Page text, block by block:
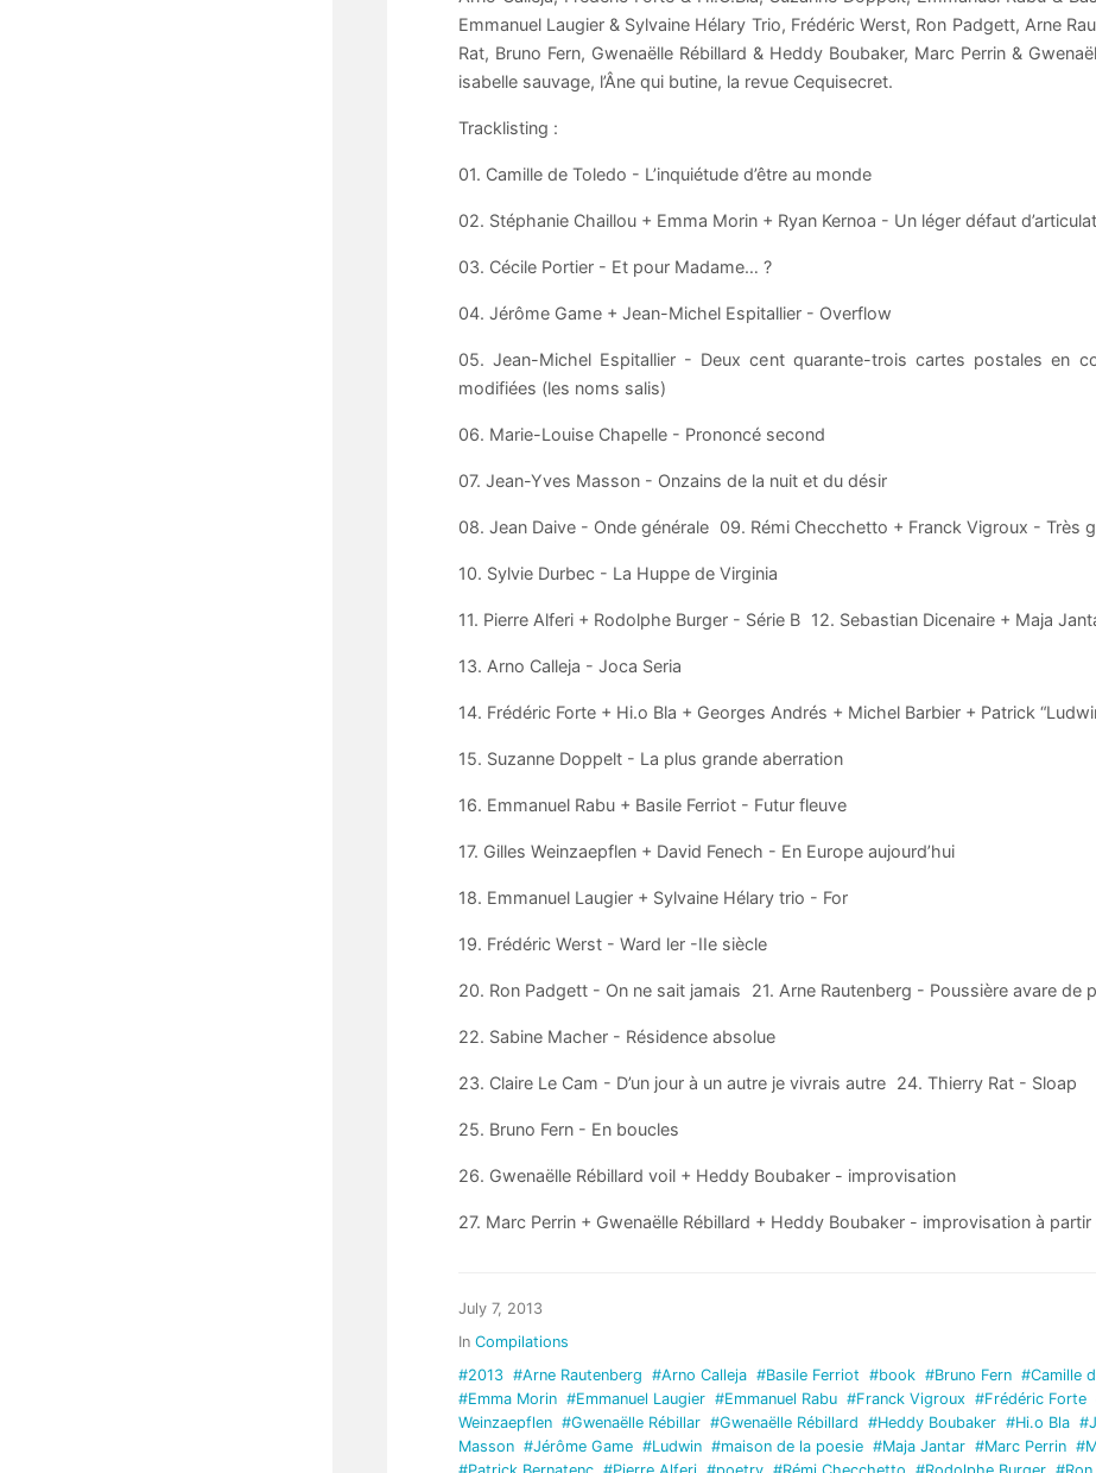
Emmanuel Laugier & Sylvaine Hélary Trio, Frédéric Werst, Ron Padgett, Arne
Rat, Bruno Fern, Gwenaëlle Rébillard & Heddy Boubaker, Marc Perrin &
isabelle sauvage, l’Âne qui butine, la revue Cequisecret.
Tracklisting :
01. Camille de Toledo - L’inquiétude d’être au monde
02. Stéphanie Chaillou + Emma Morin + Ryan Kernoa - Un léger défaut
03. Cécile Portier - Et pour Madame… ?
04. Jérôme Game + Jean-Michel Espitallier - Overflow
05. Jean-Michel Espitallier - Deux cent quarante-trois cartes postales en
modifiées (les noms salis)
06. Marie-Louise Chapelle - Prononcé second
07. Jean-Yves Masson - Onzains de la nuit et du désir
08. Jean Daive - Onde générale 09. Rémi Checchetto + Franck Vigroux - Très
10. Sylvie Durbec - La Huppe de Virginia
11. Pierre Alferi + Rodolphe Burger - Série B 12. Sebastian Dicenaire + Maja
13. Arno Calleja - Joca Seria
14. Frédéric Forte + Hi.o Bla + Georges Andrés + Michel Barbier + Patrick
15. Suzanne Doppelt - La plus grande aberration
16. Emmanuel Rabu + Basile Ferriot - Futur fleuve
17. Gilles Weinzaepflen + David Fenech - En Europe aujourd’hui
18. Emmanuel Laugier + Sylvaine Hélary trio - For
19. Frédéric Werst - Ward ler -IIe siècle
20. Ron Padgett - On ne sait jamais 21. Arne Rautenberg - Poussière avare de
22. Sabine Macher - Résidence absolue
23. Claire Le Cam - D’un jour à un autre je vivrais autre 24. Thierry Rat - Sloap
25. Bruno Fern - En boucles
26. Gwenaëlle Rébillard voil + Heddy Boubaker - improvisation
27. Marc Perrin + Gwenaëlle Rébillard + Heddy Boubaker - improvisation à partir
July 7, 2013
In Compilations
#2013 #Arne Rautenberg #Arno Calleja #Basile Ferriot #book #Bruno Fern #Camille
#Emma Morin #Emmanuel Laugier #Emmanuel Rabu #Franck Vigroux #Frédéric Forte
Weinzaepflen #Gwenaëlle Rébillar #Gwenaëlle Rébillard #Heddy Boubaker #Hi.o Bla
Masson #Jérôme Game #Ludwin #maison de la poesie #Maja Jantar #Marc Perrin